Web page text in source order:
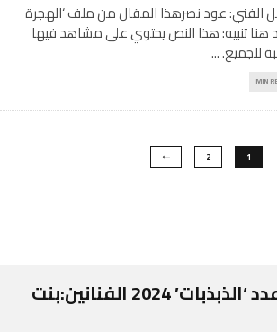
الفني: عود نصرهذا المقال من ملف ‘الهجرة
هنا تنبيه: هذا النص يحتوي على مشاهد فيها
للجميع....
1
2
ضيوف غلاف عدد ‘الذبذبات’ 2024 الفنانين:بنت